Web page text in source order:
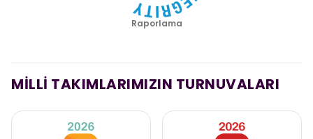
Raporlama
MİLLİ TAKIMLARIMIZIN TURNUVALARI